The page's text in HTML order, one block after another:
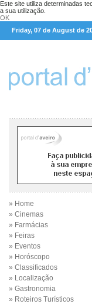
Este site utiliza determinadas
a sua utilização.
OK
Friday, 07 de August de
» Home
» Cinemas
» Farmácias
» Feiras
» Eventos
» Horóscopo
» Classificados
» Localização
» Gastronomia
» Roteiros Turísticos